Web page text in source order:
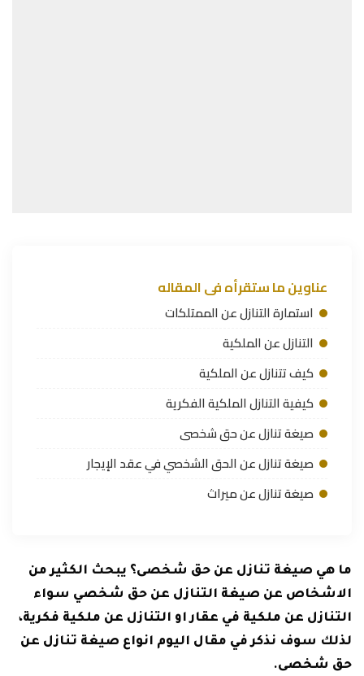
عناوين ما ستقرأه فى المقاله
استمارة التنازل عن الممتلكات
التنازل عن الملكية
كيف تتنازل عن الملكية
كيفية التنازل الملكية الفكرية
صيغة تنازل عن حق شخصى
صيغة تنازل عن الحق الشخصي في عقد الإيجار
صيغة تنازل عن ميراث
ما هي صيغة تنازل عن حق شخصى؟ يبحث الكثير من
الاشخاص عن صيغة التنازل عن حق شخصي سواء
التنازل عن ملكية في عقار او التنازل عن ملكية فكرية،
لذلك سوف نذكر في مقال اليوم انواع صيغة تنازل عن
حق شخصى.